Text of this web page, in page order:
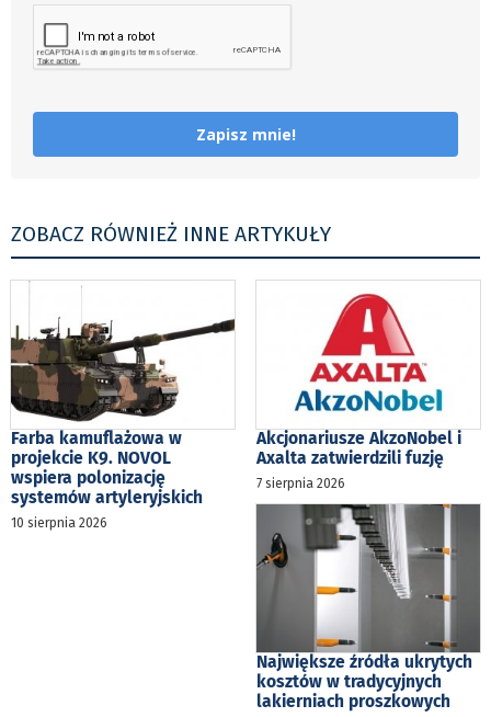
Zapisz mnie!
ZOBACZ RÓWNIEŻ INNE ARTYKUŁY
Farba kamuflażowa w
projekcie K9. NOVOL
wspiera polonizację
systemów artyleryjskich
10 sierpnia 2026
Akcjonariusze AkzoNobel i
Axalta zatwierdzili fuzję
7 sierpnia 2026
Największe źródła ukrytych
kosztów w tradycyjnych
lakierniach proszkowych